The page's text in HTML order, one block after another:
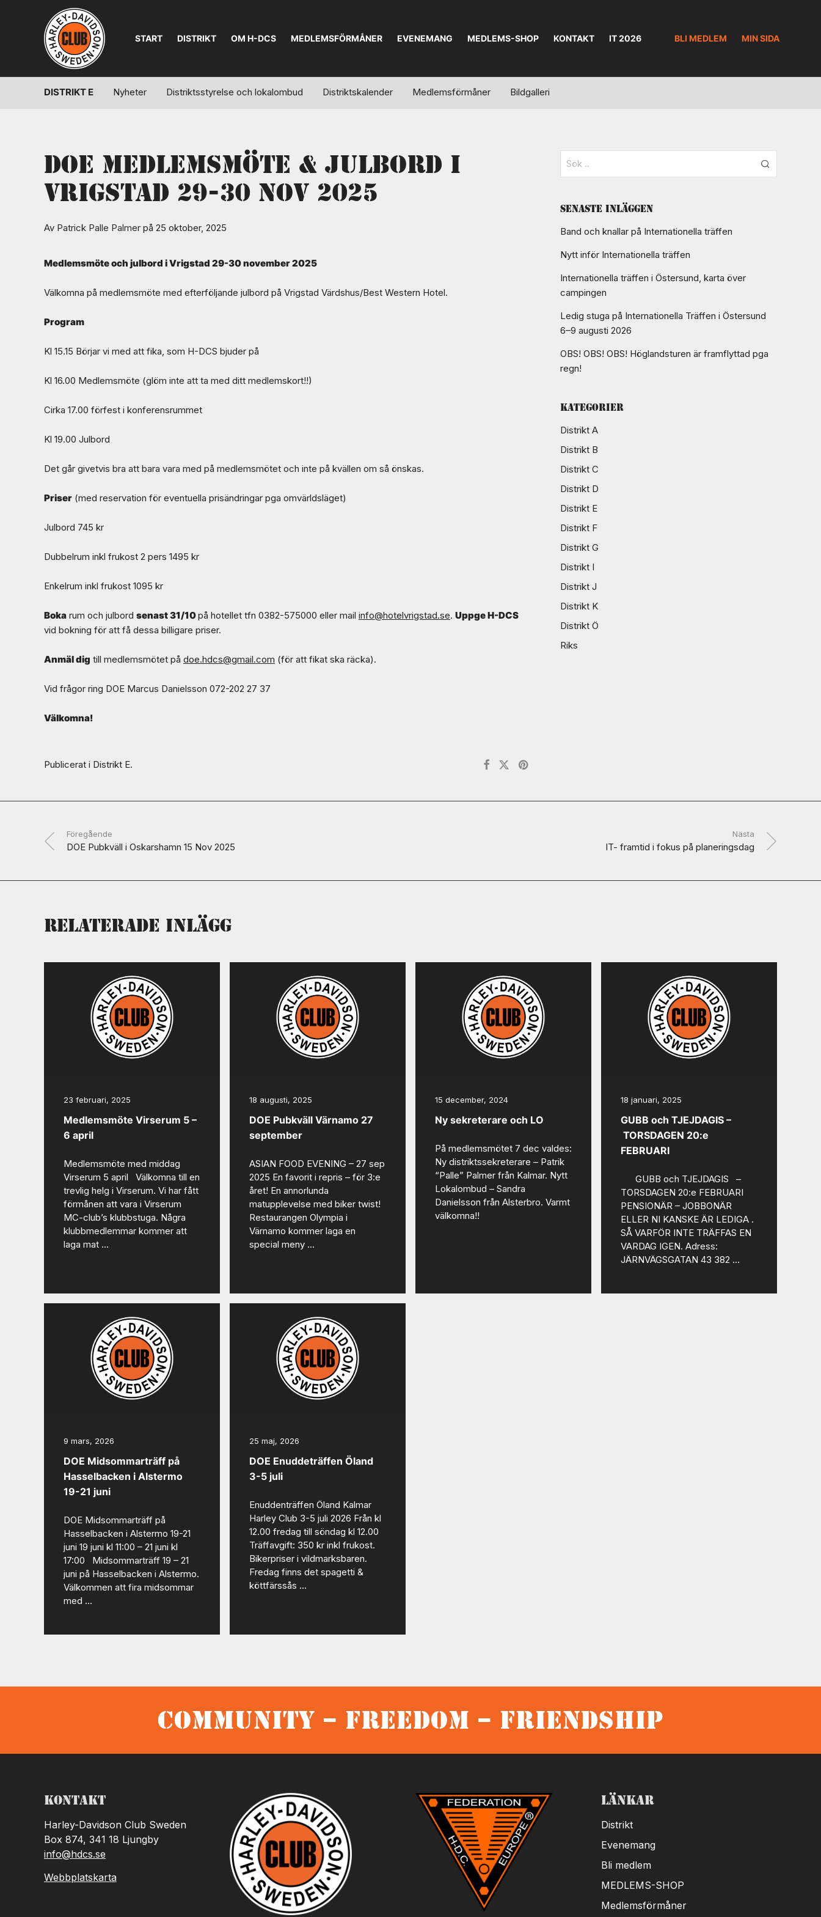
START DISTRIKT OM H-DCS MEDLEMSFÖRMÅNER EVENEMANG MEDLEMS-SHOP KONTAKT IT 2026 BLI MEDLEM MIN SIDA
DISTRIKT E Nyheter Distriktsstyrelse och lokalombud Distriktskalender Medlemsförmåner Bildgalleri
DOE Medlemsmöte & Julbord i
Vrigstad 29-30 Nov 2025
Av Patrick Palle Palmer på 25 oktober, 2025
Medlemsmöte och julbord i Vrigstad 29-30 november 2025
Välkomna på medlemsmöte med efterföljande julbord på Vrigstad Värdshus/Best Western Hotel.
Program
Kl 15.15 Börjar vi med att fika, som H-DCS bjuder på
Kl 16.00 Medlemsmöte (glöm inte att ta med ditt medlemskort!!)
Cirka 17.00 förfest i konferensrummet
Kl 19.00 Julbord
Det går givetvis bra att bara vara med på medlemsmötet och inte på kvällen om så önskas.
Priser (med reservation för eventuella prisändringar pga omvärldsläget)
Julbord 745 kr
Dubbelrum inkl frukost 2 pers 1495 kr
Enkelrum inkl frukost 1095 kr
Boka rum och julbord senast 31/10på hotellet tfn 0382-575000 eller mail info@hotelvrigstad.se. Uppge H-DCS
vid bokning för att få dessa billigare priser.
Anmäl dig till medlemsmötet på doe.hdcs@gmail.com (för att fikat ska räcka).
Vid frågor ring DOE Marcus Danielsson 072-202 27 37
Välkomna!
Publicerat i Distrikt E.
Senaste inläggen
Band och knallar på Internationella träffen
Nytt inför Internationella träffen
Internationella träffen i Östersund, karta över
campingen
Ledig stuga på Internationella Träffen i Östersund
6–9 augusti 2026
OBS! OBS! OBS! Höglandsturen är framflyttad pga
regn!
Kategorier
Distrikt A
Distrikt B
Distrikt C
Distrikt D
Distrikt E
Distrikt F
Distrikt G
Distrikt I
Distrikt J
Distrikt K
Distrikt Ö
Riks
Föregående
DOE Pubkväll i Oskarshamn 15 Nov 2025
Nästa
IT- framtid i fokus på planeringsdag
Relaterade inlägg
23 februari, 2025
Medlemsmöte Virserum 5 –
6 april
Medlemsmöte med middag
Virserum 5 april Välkomna till en
trevlig helg i Virserum. Vi har fått
förmånen att vara i Virserum
MC-club’s klubbstuga. Några
klubbmedlemmar kommer att
laga mat …
18 augusti, 2025
DOE Pubkväll Värnamo 27
september
ASIAN FOOD EVENING – 27 sep
2025 En favorit i repris – för 3:e
året! En annorlunda
matupplevelse med biker twist!
Restaurangen Olympia i
Värnamo kommer laga en
special meny …
15 december, 2024
Ny sekreterare och LO
På medlemsmötet 7 dec valdes:
Ny distriktssekreterare – Patrik
“Palle” Palmer från Kalmar. Nytt
Lokalombud – Sandra
Danielsson från Alsterbro. Varmt
välkomna!!
18 januari, 2025
GUBB och TJEJDAGIS –
TORSDAGEN 20:e
FEBRUARI
GUBB och TJEJDAGIS –
TORSDAGEN 20:e FEBRUARI
PENSIONÄR – JOBBONÄR
ELLER NI KANSKE ÄR LEDIGA .
SÅ VARFÖR INTE TRÄFFAS EN
VARDAG IGEN. Adress:
JÄRNVÄGSGATAN 43 382 …
9 mars, 2026
DOE Midsommarträff på
Hasselbacken i Alstermo
19-21 juni
DOE Midsommarträff på
Hasselbacken i Alstermo 19-21
juni 19 juni kl 11:00 – 21 juni kl
17:00 Midsommarträff 19 – 21
juni på Hasselbacken i Alstermo.
Välkommen att fira midsommar
med …
25 maj, 2026
DOE Enuddeträffen Öland
3-5 juli
Enuddenträffen Öland Kalmar
Harley Club 3-5 juli 2026 Från kl
12.00 fredag till söndag kl 12.00
Träffavgift: 350 kr inkl frukost.
Bikerpriser i vildmarksbaren.
Fredag finns det spagetti &
köttfärssås …
Community – Freedom – Friendship
Kontakt
Harley-Davidson Club Sweden
Box 874, 341 18 Ljungby
info@hdcs.se
Webbplatskarta
Länkar
Distrikt
Evenemang
Bli medlem
MEDLEMS-SHOP
Medlemsförmåner